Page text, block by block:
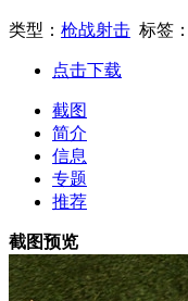
类型： 枪战射击 标签：
点击下载
截图
简介
信息
专题
推荐
截图预览